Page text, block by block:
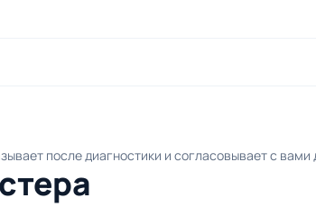
после диагностики и согласовывает с вами